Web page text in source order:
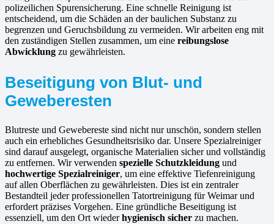
polizeilichen Spurensicherung. Eine schnelle Reinigung ist
entscheidend, um die Schäden an der baulichen Substanz zu
begrenzen und Geruchsbildung zu vermeiden. Wir arbeiten eng mit
den zuständigen Stellen zusammen, um eine reibungslose
Abwicklung zu gewährleisten.
Beseitigung von Blut- und
Geweberesten
Blutreste und Gewebereste sind nicht nur unschön, sondern stellen
auch ein erhebliches Gesundheitsrisiko dar. Unsere Spezialreiniger
sind darauf ausgelegt, organische Materialien sicher und vollständig
zu entfernen. Wir verwenden spezielle Schutzkleidung und
hochwertige Spezialreiniger, um eine effektive Tiefenreinigung
auf allen Oberflächen zu gewährleisten. Dies ist ein zentraler
Bestandteil jeder professionellen Tatortreinigung für Weimar und
erfordert präzises Vorgehen. Eine gründliche Beseitigung ist
essenziell, um den Ort wiederhygienisch sicher zu machen.